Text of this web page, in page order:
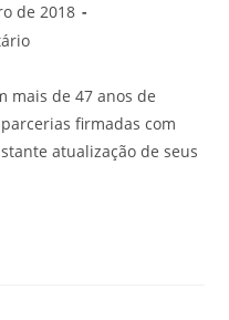
de 2018
mais de 47 anos de
firmadas com
atualização de seus